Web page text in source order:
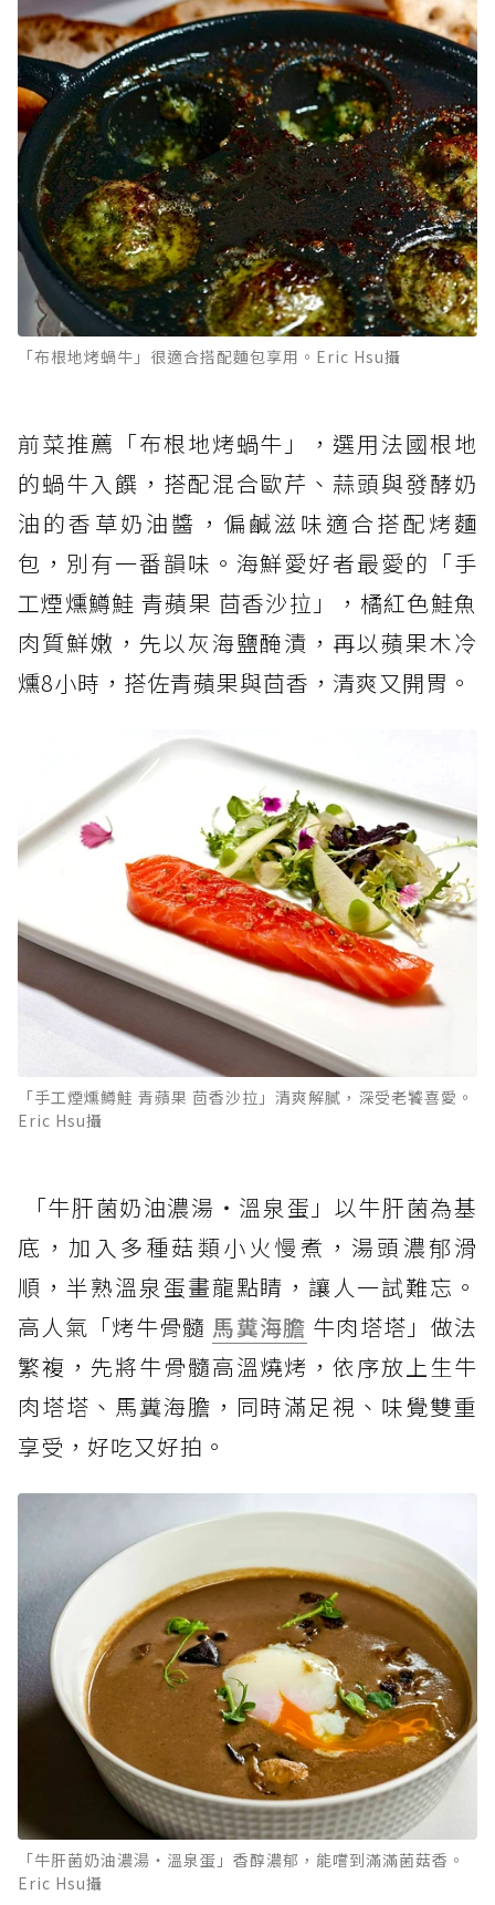
「布根地烤蝸牛」很適合搭配麵包享用。Eric Hsu攝
前菜推薦「布根地烤蝸牛」，選用法國根地
的蝸牛入饌，搭配混合歐芹、蒜頭與發酵奶
油的香草奶油醬，偏鹹滋味適合搭配烤麵
包，別有一番韻味。海鮮愛好者最愛的「手
工煙燻鱒鮭 青蘋果 茴香沙拉」，橘紅色鮭魚
肉質鮮嫩，先以灰海鹽醃漬，再以蘋果木冷
燻8小時，搭佐青蘋果與茴香，清爽又開胃。
「手工煙燻鱒鮭 青蘋果 茴香沙拉」清爽解膩，深受老饕喜愛。
Eric Hsu攝
「牛肝菌奶油濃湯・溫泉蛋」以牛肝菌為基
底，加入多種菇類小火慢煮，湯頭濃郁滑
順，半熟溫泉蛋畫龍點睛，讓人一試難忘。
高人氣「烤牛骨髓 馬糞海膽 牛肉塔塔」做法
繁複，先將牛骨髓高溫燒烤，依序放上生牛
肉塔塔、馬糞海膽，同時滿足視、味覺雙重
享受，好吃又好拍。
「牛肝菌奶油濃湯・溫泉蛋」香醇濃郁，能嚐到滿滿菌菇香。
Eric Hsu攝